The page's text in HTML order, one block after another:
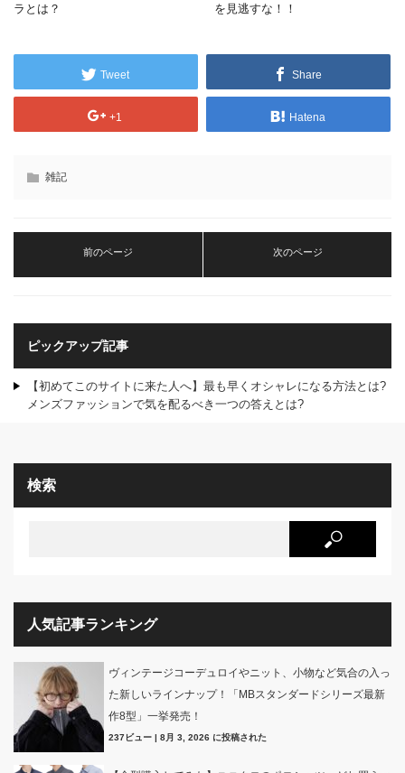
ラとは？
を見逃すな！！
Tweet Share
+1 Hatena
雑記
前のページ 次のページ
ピックアップ記事
【初めてこのサイトに来た人へ】最も早くオシャレになる方法とは?
メンズファッションで気を配るべき一つの答えとは?
検索
人気記事ランキング
ヴィンテージコーデュロイやニット、小物など気合の入っ
た新しいラインナップ！「MBスタンダードシリーズ最新
作8型」一挙発売！
237ビュー | 8月 3, 2026 に投稿された